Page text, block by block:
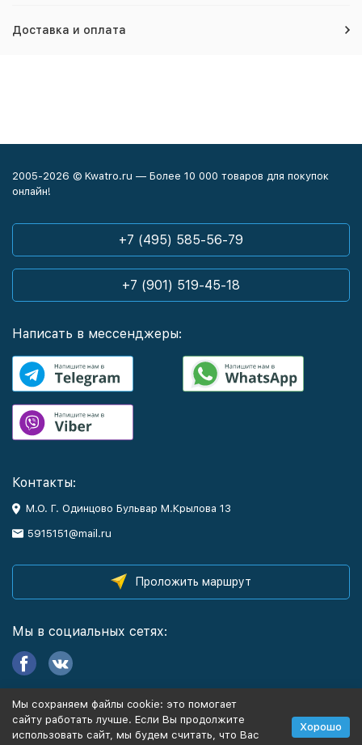
Доставка и оплата
2005-2026 © Kwatro.ru — Более 10 000 товаров для покупок
онлайн!
+7 (495) 585-56-79
+7 (901) 519-45-18
Написать в мессенджеры:
Контакты:
М.О. Г. Одинцово Бульвар М.Крылова 13
5915151@mail.ru
Проложить маршрут
Мы в социальных сетях:
Информация
Мы сохраняем файлы cookie: это помогает
сайту работать лучше. Если Вы продолжите
использовать сайт, мы будем считать, что Вас
Хорошо